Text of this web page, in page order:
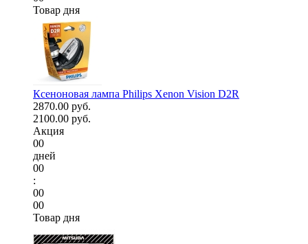
Товар дня
Ксеноновая лампа Philips Xenon Vision D2R
2870.00 руб.
2100.00 руб.
Акция
00
дней
00
:
00
00
Товар дня